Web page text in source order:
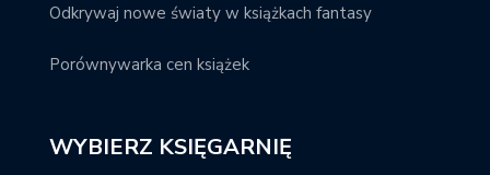
Odkrywaj nowe światy w książkach fantasy
Porównywarka cen książek
WYBIERZ KSIĘGARNIĘ